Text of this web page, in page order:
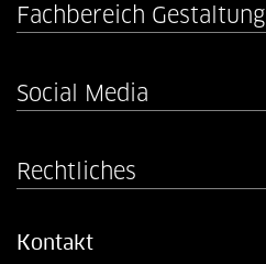
Fachbereich Gestaltung
Social Media
Rechtliches
Kontakt